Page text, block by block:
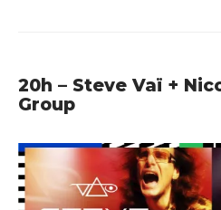
20h – Steve Vaï +
Group